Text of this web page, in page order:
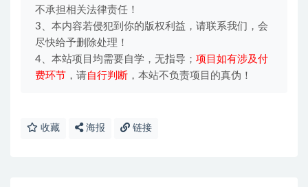
不承担相关法律责任！
3、本内容若侵犯到你的版权利益，请联系我们，会
尽快给予删除处理！
4、本站项目均需要自学，无指导； 项目如有涉及付
费环节 ，请自行判断 ，本站不负责项目的真伪！
收藏 海报 链接